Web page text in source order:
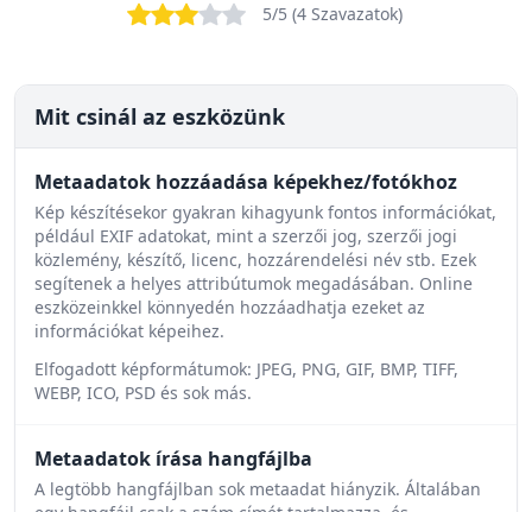
BadPoorOKGoodExcellent
5/5 (4 Szavazatok)
Mit csinál az eszközünk
Metaadatok hozzáadása képekhez/fotókhoz
Kép készítésekor gyakran kihagyunk fontos információkat,
például EXIF adatokat, mint a szerzői jog, szerzői jogi
közlemény, készítő, licenc, hozzárendelési név stb. Ezek
segítenek a helyes attribútumok megadásában. Online
eszközeinkkel könnyedén hozzáadhatja ezeket az
információkat képeihez.
Elfogadott képformátumok: JPEG, PNG, GIF, BMP, TIFF,
WEBP, ICO, PSD és sok más.
Metaadatok írása hangfájlba
A legtöbb hangfájlban sok metaadat hiányzik. Általában